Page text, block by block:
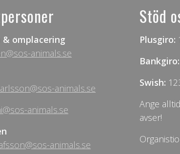
& omplacering
animals.se
animals.se
animals.se
animals.se
Stöd
Plusgiro:
Bankgiro:
Swish:
Ange
avser!